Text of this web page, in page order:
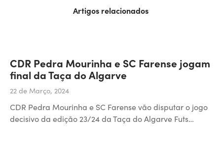
Artigos relacionados
CDR Pedra Mourinha e SC Farense jogam
final da Taça do Algarve
22 de Março, 2024
CDR Pedra Mourinha e SC Farense vão disputar o jogo
decisivo da edição 23/24 da Taça do Algarve Futs…